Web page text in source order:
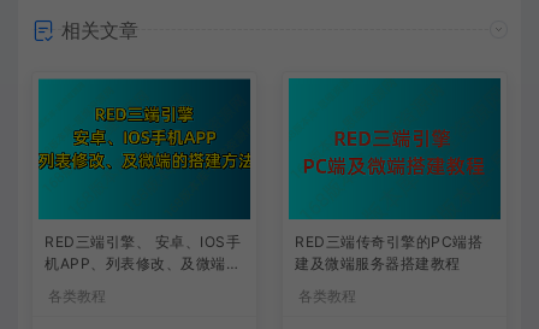
相关文章
RED三端引擎、 安卓、IOS手
机APP、列表修改、及微端的
各类教程
RED三端传奇引擎的PC端搭
建及微端服务器搭建教程
各类教程